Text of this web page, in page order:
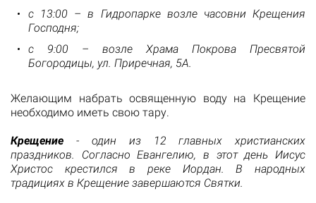
с 13:00 – в Гидропарке возле часовни Крещения
Господня;
с 9:00 – возле Храма Покрова Пресвятой
Богородицы, ул. Приречная, 5А.
Желающим набрать освященную воду на Крещение
необходимо иметь свою тару.
Крещение - один из 12 главных христианских
праздников. Согласно Евангелию, в этот день Иисус
Христос крестился в реке Иордан. В народных
традициях в Крещение завершаются Святки.